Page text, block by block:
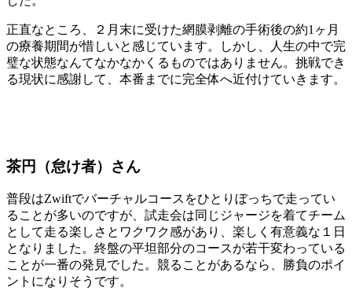
正直なところ、２月末に受けた網膜剥離の手術後の約1ヶ月
の療養期間が惜しいと感じています。しかし、人生の中で完
璧な状態なんてなかなかくるものではありません。挑戦でき
る現状に感謝して、本番までに完全体へ近付けていきます。
茶円（怠け者）さん
普段はZwiftでバーチャルコースをひとりぼっちで走ってい
ることが多いのですが、試走会は同じジャージを着てチーム
として走る楽しさとワクワク感があり、楽しく有意義な１日
となりました。終盤の平坦部分のコースが若干変わっている
ことが一番の発見でした。競ることがあるなら、勝負のポイ
ントになりそうです。